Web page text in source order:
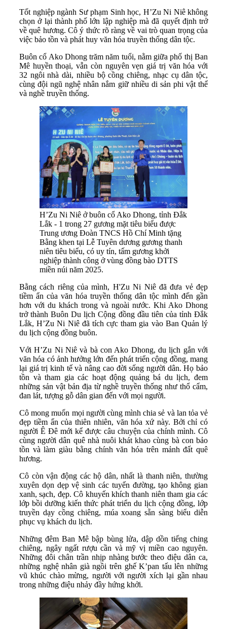
Tốt nghiệp ngành Sư phạm Sinh học, H’Zu Ni Niê không
chọn ở lại thành phố lớn lập nghiệp mà đã quyết định trở
về quê hương. Cô ý thức rõ ràng về vai trò quan trọng của
việc bảo tồn và phát huy văn hóa truyền thống dân tộc.
Buôn cổ Ako Dhong trăm năm tuổi, nằm giữa phố thị Ban
Mê huyền thoại, vẫn còn nguyên vẹn giá trị văn hóa với
32 ngôi nhà dài, nhiều bộ cồng chiêng, nhạc cụ dân tộc,
cùng đội ngũ nghệ nhân nắm giữ nhiều di sản phi vật thể
và nghề truyền thống.
H’Zu Ni Niê ở buôn cổ Ako Dhong, tỉnh Đắk
Lắk - 1 trong 27 gương mặt tiêu biểu được
Trung ương Đoàn TNCS Hồ Chí Minh tặng
Bằng khen tại Lễ Tuyên dương gương thanh
niên tiêu biểu, có uy tín, tấm gương khởi
nghiệp thành công ở vùng đồng bào DTTS
miền núi năm 2025.
Bằng cách riêng của mình, H'Zu Ni Niê đã đưa vẻ đẹp
tiềm ẩn của văn hóa truyền thống dân tộc mình đến gần
hơn với du khách trong và ngoài nước. Khi Ako Dhong
trở thành Buôn Du lịch Cộng đồng đầu tiên của tỉnh Đắk
Lắk, H’Zu Ni Niê đã tích cực tham gia vào Ban Quản lý
du lịch cộng đồng buôn.
Với H’Zu Ni Niê và bà con Ako Dhong, du lịch gắn với
văn hóa có ảnh hưởng lớn đến phát triển cộng đồng, mang
lại giá trị kinh tế và nâng cao đời sống người dân. Họ bảo
tồn và tham gia các hoạt động quảng bá du lịch, đem
những sản vật bản địa từ nghề truyền thống như thổ cẩm,
đan lát, tượng gỗ dân gian đến với mọi người.
Cô mong muốn mọi người cùng mình chia sẻ và lan tỏa vẻ
đẹp tiềm ẩn của thiên nhiên, văn hóa xứ này. Bởi chỉ có
người Ê Đê mới kể được câu chuyện của chính mình. Cô
cùng người dân quê nhà nuôi khát khao cùng bà con bảo
tồn và làm giàu bằng chính văn hóa trên mảnh đất quê
hương.
Cô còn vận động các hộ dân, nhất là thanh niên, thường
xuyên dọn dẹp vệ sinh các tuyến đường, tạo không gian
xanh, sạch, đẹp. Cô khuyến khích thanh niên tham gia các
lớp bồi dưỡng kiến thức phát triển du lịch cộng đồng, lớp
truyền dạy cồng chiêng, múa xoang sẵn sàng biểu diễn
phục vụ khách du lịch.
Những đêm Ban Mê bập bùng lửa, dập dồn tiếng ching
chiêng, ngây ngất rượu cần và mỹ vị miền cao nguyên.
Những đôi chân trần nhịp nhàng bước theo điệu dân ca,
những nghệ nhân già ngồi trên ghế K’pan tấu lên những
vũ khúc chào mừng, người với người xích lại gần nhau
trong những điệu nhảy đầy hứng khởi.